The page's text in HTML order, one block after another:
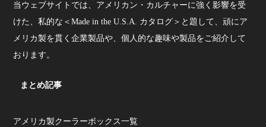
当ウェブサイトでは、アメリカン・カルチャーに強く影響を受
けた、私的な＜Made in the U.S.A. カタログ＞と題して、頑にア
メリカ製を貫く企業製品や、個人的な趣味や製品をご紹介して
おります。
まとめ記事
アメリカ製クーラーボックス一覧